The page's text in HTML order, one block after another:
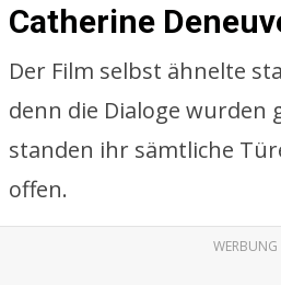
Catherine
Der Film selbst ähnelte
denn die Dialoge wurden
standen ihr sämtliche
offen.
WERBUNG